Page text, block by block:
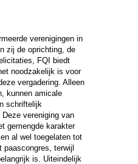
verenigingen in
zij de oprichting, de
FQI biedt
noodzakelijk is voor
vergadering. Alleen
kunnen amicale
schriftelijk
vereniging van
gemengde karakter
al wel toegelaten tot
terwijl
is. Uiteindelijk